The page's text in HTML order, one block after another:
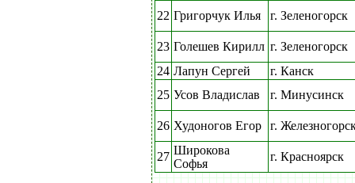
22 Григорчук Илья г. Зеленогорск
23 Голешев Кирилл г. Зеленогорск
24 Лапун Сергей
г. Канск
25 Усов Владислав г. Минусинск
26 Худоногов Егор г.
27 Широкова
Софья
г. Красноярск